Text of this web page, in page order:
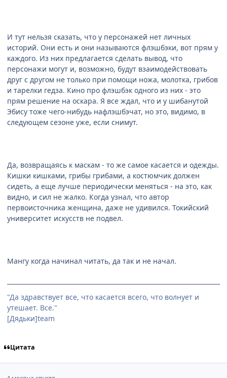
И тут нельзя сказать, что у персонажей нет личных
историй. Они есть и они называются флэшбэки, вот прям у
каждого. Из них предлагается сделать вывод, что
персонажи могут и, возможно, будут взаимодействовать
друг с другом не только при помощи ножа, молотка, грибов
и тарелки гедза. Кино про флэшбэк одного из них - это
прям решение на оскара. Я все ждал, что и у шибанутой
Эбису тоже чего-нибудь нафлэшбэчат, но это, видимо, в
следующем сезоне уже, если снимут.
Да, возвращаясь к маскам - то же самое касается и одежды.
Кишки кишками, грибы грибами, а костюмчик должен
сидеть, а еще лучше периодически меняться - на это, как
видно, и сил не жалко. Когда узнал, что автор
первоисточника женщина, даже не удивился. Токийский
университет искусств не подвел.
Мангу когда начинал читать, да так и не начал.
"Да здравствует все, что касается всего, что волнует и
утешает. Все."
[Дядьки]team
Цитата